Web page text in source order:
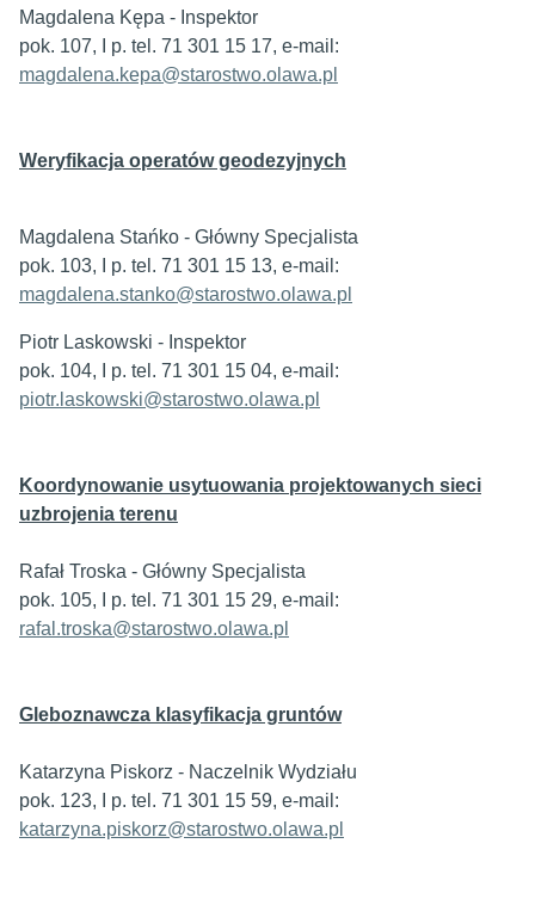
Magdalena Kępa - Inspektor
pok. 107, I p. tel. 71 301 15 17, e-mail:
magdalena.kepa@starostwo.olawa.pl
Weryfikacja operatów geodezyjnych
Magdalena Stańko - Główny Specjalista
pok. 103, I p. tel. 71 301 15 13, e-mail:
magdalena.stanko@starostwo.olawa.pl
Piotr Laskowski - Inspektor
pok. 104, I p. tel. 71 301 15 04, e-mail:
piotr.laskowski@starostwo.olawa.pl
Koordynowanie usytuowania projektowanych sieci
uzbrojenia terenu
Rafał Troska - Główny Specjalista
pok. 105, I p. tel. 71 301 15 29, e-mail:
rafal.troska@starostwo.olawa.pl
Gleboznawcza klasyfikacja gruntów
Katarzyna Piskorz - Naczelnik Wydziału
pok. 123, I p. tel. 71 301 15 59, e-mail:
katarzyna.piskorz@starostwo.olawa.pl